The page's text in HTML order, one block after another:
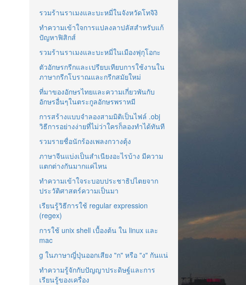
รวมร้านราเมงและบะหมี่ในจังหวัดโทจิงิ
ทำความเข้าใจการแปลงลาปลัสสำหรับแก้
ปัญหาฟิสิกส์
รวมร้านราเมงและบะหมี่ในเมืองฟุกุโอกะ
ตัวอักษรกรีกและเปรียบเทียบการใช้งานใน
ภาษากรีกโบราณและกรีกสมัยใหม่
ที่มาของอักษรไทยและความเกี่ยวพันกับ
อักษรอื่นๆในตระกูลอักษรพราหมี
การสร้างแบบจำลองสามมิติเป็นไฟล์ .obj
วิธีการอย่างง่ายที่ไม่ว่าใครก็ลองทำได้ทันที
รวมรายชื่อนักร้องเพลงกวางตุ้ง
ภาษาจีนแบ่งเป็นสำเนียงอะไรบ้าง มีความ
แตกต่างกันมากแค่ไหน
ทำความเข้าใจระบอบประชาธิปไตยจาก
ประวัติศาสตร์ความเป็นมา
เรียนรู้วิธีการใช้ regular expression
(regex)
การใช้ unix shell เบื้องต้น ใน linux และ
mac
g ในภาษาญี่ปุ่นออกเสียง "ก" หรือ "ง" กันแน่
ทำความรู้จักกับปัญญาประดิษฐ์และการ
เรียนรู้ของเครื่อง